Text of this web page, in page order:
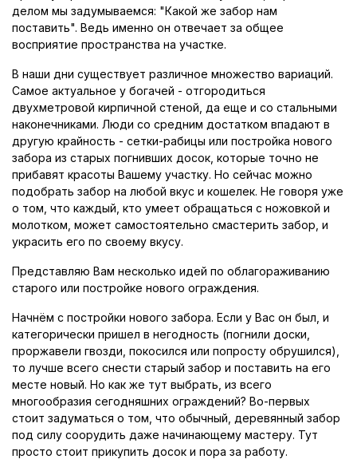
делом мы задумываемся: "Какой же забор нам
поставить". Ведь именно он отвечает за общее
восприятие пространства на участке.
В наши дни существует различное множество вариаций.
Самое актуальное у богачей - отгородиться
двухметровой кирпичной стеной, да еще и со стальными
наконечниками. Люди со средним достатком впадают в
другую крайность - сетки-рабицы или постройка нового
забора из старых погнивших досок, которые точно не
прибавят красоты Вашему участку. Но сейчас можно
подобрать забор на любой вкус и кошелек. Не говоря уже
о том, что каждый, кто умеет обращаться с ножовкой и
молотком, может самостоятельно смастерить забор, и
украсить его по своему вкусу.
Представляю Вам несколько идей по облагораживанию
старого или постройке нового ограждения.
Начнём с постройки нового забора. Если у Вас он был, и
категорически пришел в негодность (погнили доски,
проржавели гвозди, покосился или попросту обрушился),
то лучше всего снести старый забор и поставить на его
месте новый. Но как же тут выбрать, из всего
многообразия сегодняшних ограждений? Во-первых
стоит задуматься о том, что обычный, деревянный забор
под силу соорудить даже начинающему мастеру. Тут
просто стоит прикупить досок и пора за работу.